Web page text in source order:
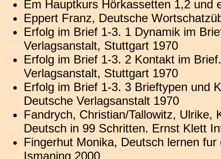
Em Hauptkurs Hörkassetten 1,2 und
Eppert Franz, Deutsche
Erfolg im Brief 1-3. 1 Dynamik im
Verlagsanstalt, Stuttgart 1970
Erfolg im Brief 1-3. 2 Kontakt im
Verlagsanstalt, Stuttgart 1970
Erfolg im Brief 1-3. 3 Brieftypen und
Deutsche Verlagsanstalt 1970
Fandrych, Christian/Tallowitz, Ulrike,
Deutsch in 99 Schritten. Ernst Klett
Fingerhut Monika, Deutsch lernen
Ismaning 2000